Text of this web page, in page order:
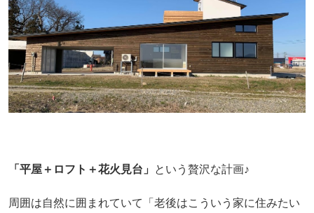
「平屋＋ロフト＋花火見台」 という贅沢な計画♪
周囲は自然に囲まれていて「老後はこういう家に住みたい